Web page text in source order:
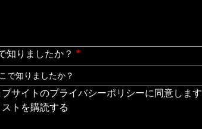
知りましたか？
ブサイトのプライバシーポリシーに同意します
ストを購読する